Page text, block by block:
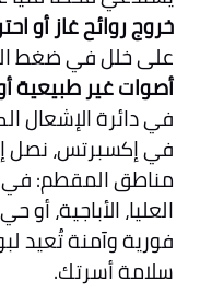
خروج روائح غاز أو
على خلل في ضغط
أصوات غير طبيعية
في دائرة الإشعال
في إكسبرتس، نصل
مناطق المقطم:
العليا، الأباجية،
فورية وآمنة تُعيد
سلامة أسرتك.